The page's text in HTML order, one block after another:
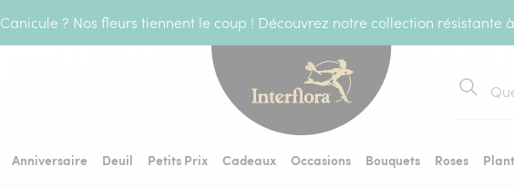
Canicule ? Nos fleurs tiennent le coup ! Découvrez notre collection résistante
Anniversaire Deuil Petits Prix Cadeaux Occasions Bouquets Roses